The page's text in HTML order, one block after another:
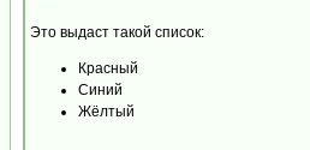
Это выдаст такой список:
Красный
Синий
Жёлтый